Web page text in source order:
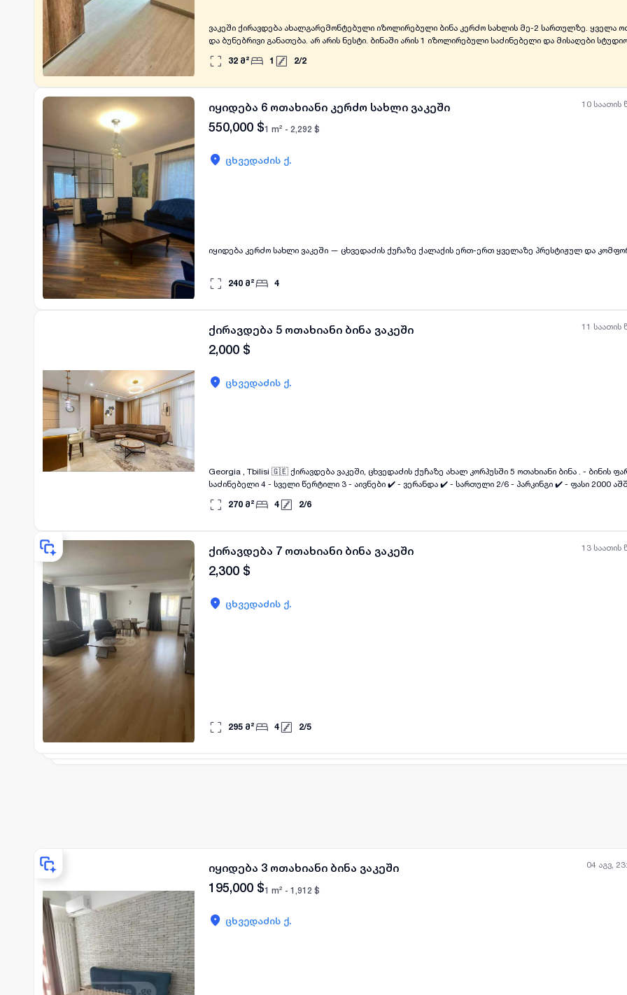
ვაკეში ქირავდება ახალგარემონტებული იზოლირებული ბინა კერძო სახლის მე-2 სართულზე. ყველა
და ბუნებრივი განათება. არ არის ნესტი. ბინაში არის 1 იზოლირებული საძინებელი და მისაღები
განთავსებაც გადასახადის დამატებით (+200 ლ); დამიკავშირდით, ვარ მესაკუთრე; მინიმუმ 1 წლის ვადით 2 თვის
32 მ² 1 2/2
10 საათის
იყიდება 6 ოთახიანი კერძო სახლი ვაკეში
550,000 $1 m² - 2,292 $
ცხვედაძის ქ.
იყიდება კერძო სახლი ვაკეში — ცხვედაძის ქუჩაზე ქალაქის ერთ-ერთ ყველაზე
240 მ² 4
11 საათის
ქირავდება 5 ოთახიანი ბინა ვაკეში
2,000 $
ცხვედაძის ქ.
Georgia , Tbilisi 🇬🇪 ქირავდება ვაკეში, ცხვედაძის ქუჩაზე ახალ კორპუსში 5 ოთახიანი ბინა . - ბინის ფართია 270 კვ.მ -
საძინებელი 4 - სველი წერტილი 3 - აივნები ✔️ - ვერანდა ✔️ - სართული 2/6 - პარკინგი ✔️ - ფასი 2000 აშშ დოლარი (
დაგვიკავშირდით :
270 მ² 4 2/6
13 საათის
ქირავდება 7 ოთახიანი ბინა ვაკეში
2,300 $
ცხვედაძის ქ.
295 მ² 4 2/5
04 აგვ,
იყიდება 3 ოთახიანი ბინა ვაკეში
195,000 $1 m² - 1,912 $
ცხვედაძის ქ.